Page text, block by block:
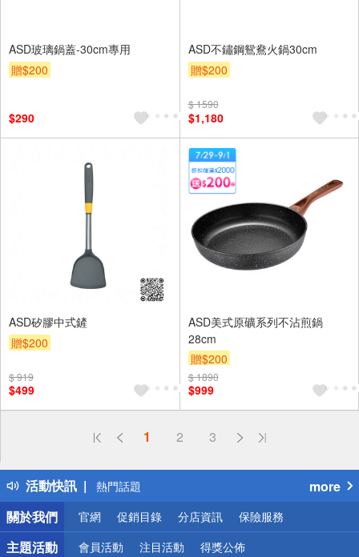
ASD玻璃鍋蓋-30cm專用
贈$200
$290
ASD不鏽鋼鴛鴦火鍋30cm
贈$200
$ 1590
$1,180
ASD矽膠中式鏟
贈$200
$ 919
$499
ASD美式原礦系列不沾煎鍋
28cm
贈$200
$ 1890
$999
1 2 3
活動快訊
偏遠地區配送
得獎公告
熱門話題
銀行優惠
偏遠地區配送
詐騙網頁！請小心！
more
關於我們
官網 促銷目錄 分店資訊 保險服務
主題活動 會員活動 注目活動 得獎公佈